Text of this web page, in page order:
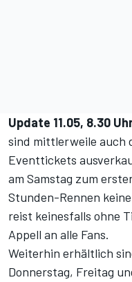
Update 11.05, 8.30
sind mittlerweile auch
Eventtickets
am Samstag zum
Stunden-Rennen
reist keinesfalls ohne
Appell an alle Fans.
Weiterhin erhältlich
Donnerstag, Freitag